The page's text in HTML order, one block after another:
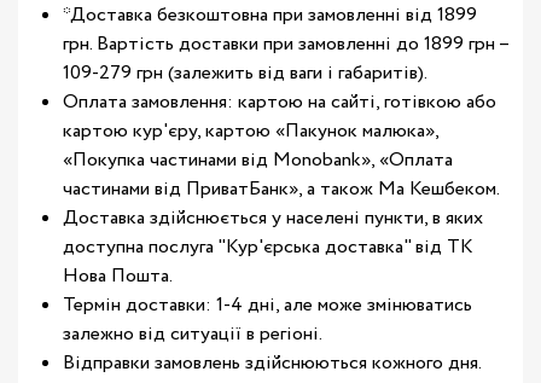
*Доставка безкоштовна при замовленні від 1899
грн. Вартість доставки при замовленні до 1899 грн –
109-279 грн (залежить від ваги і габаритів).
Оплата замовлення: картою на сайті, готівкою або
картою кур'єру, картою «Пакунок малюка»,
«Покупка частинами від Monobank», «Оплата
частинами від ПриватБанк», а також Ма Кешбеком.
Доставка здійснюється у населені пункти, в яких
доступна послуга "Кур'єрська доставка" від ТК
Нова Пошта.
Термін доставки: 1-4 дні, але може змінюватись
залежно від ситуації в регіоні.
Відправки замовлень здійснюються кожного дня.